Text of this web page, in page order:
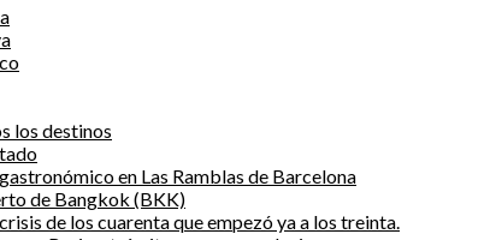
los destinos
en Las Ramblas de Barcelona
de Bangkok (BKK)
de los cuarenta que empezó ya a los treinta.